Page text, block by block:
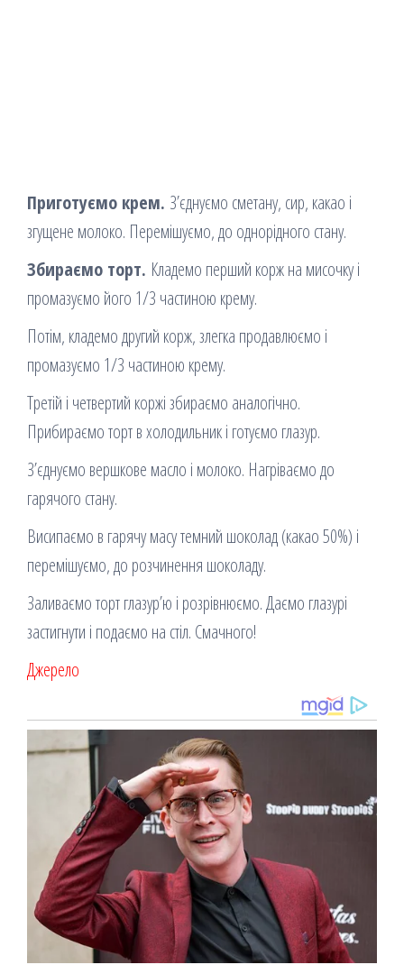
Приготуємо крем. З’єднуємо сметану, сир, какао і
згущене молоко. Перемішуємо, до однорідного стану.
Збираємо торт. Кладемо перший корж на мисочку і
промазуємо його 1/3 частиною крему.
Потім, кладемо другий корж, злегка продавлюємо і
промазуємо 1/3 частиною крему.
Третій і четвертий коржі збираємо аналогічно.
Прибираємо торт в холодильник і готуємо глазур.
З’єднуємо вершкове масло і молоко. Нагріваємо до
гарячого стану.
Висипаємо в гарячу масу темний шоколад (какао 50%) і
перемішуємо, до розчинення шоколаду.
Заливаємо торт глазур’ю і розрівнюємо. Даємо глазурі
застигнути і подаємо на стіл. Смачного!
Джерело